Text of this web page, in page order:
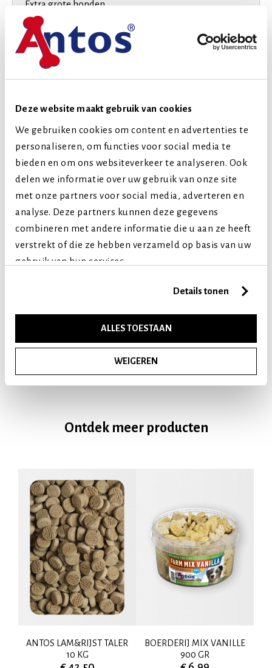
Deze website maakt gebruik van cookies
We gebruiken cookies om content en advertenties te
personaliseren, om functies voor social media te
bieden en om ons websiteverkeer te analyseren. Ook
delen we informatie over uw gebruik van onze site
met onze partners voor social media, adverteren en
analyse. Deze partners kunnen deze gegevens
combineren met andere informatie die u aan ze heeft
verstrekt of die ze hebben verzameld op basis van uw
gebruik van hun services.
Details tonen
ALLES TOESTAAN
WEIGEREN
Extra grote honden
Levensfase
Puppy (tot 1 jaar)
Volwassen (2-7 jaar)
Senior (8+ jaar)
Vergelijkbare producten
ROLLS RUND 20 STUKS
Ontdek meer producten
ANTOS LAM&RIJST TALER
10 KG
BOERDERIJ MIX VANILLE
900 GR